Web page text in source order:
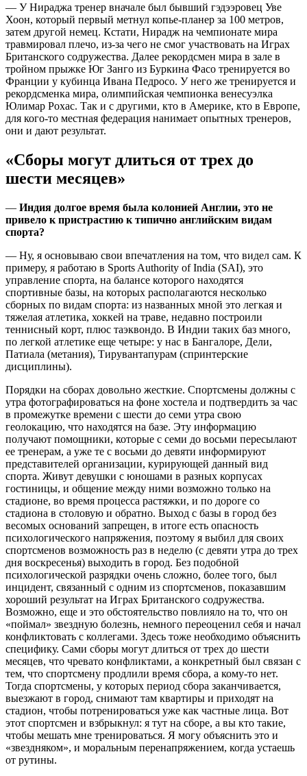
— У Нираджа тренер вначале был бывший гэдээровец Уве
Хоон, который первый метнул копье-планер за 100 метров,
затем другой немец. Кстати, Нирадж на чемпионате мира
травмировал плечо, из-за чего не смог участвовать на Играх
Британского содружества. Далее рекордсмен мира в зале в
тройном прыжке Юг Занго из Буркина Фасо тренируется во
Франции у кубинца Ивана Педросо. У него же тренируется и
рекордсменка мира, олимпийская чемпионка венесуэлка
Юлимар Рохас. Так и с другими, кто в Америке, кто в Европе,
для кого-то местная федерация нанимает опытных тренеров,
они и дают результат.
«Сборы могут длиться от трех до
шести месяцев»
— Индия долгое время была колонией Англии, это не
привело к пристрастию к типично английским видам
спорта?
— Ну, я основываю свои впечатления на том, что видел сам. К
примеру, я работаю в Sports Authority of India (SAI), это
управление спорта, на балансе которого находятся
спортивные базы, на которых располагаются несколько
сборных по видам спорта: из названных мной это легкая и
тяжелая атлетика, хоккей на траве, недавно построили
теннисный корт, плюс таэквондо. В Индии таких баз много,
по легкой атлетике еще четыре: у нас в Бангалоре, Дели,
Патиала (метания), Тирувантапурам (спринтерские
дисциплины).
Порядки на сборах довольно жесткие. Спортсмены должны с
утра фотографироваться на фоне хостела и подтвердить за час
в промежутке времени с шести до семи утра свою
геолокацию, что находятся на базе. Эту информацию
получают помощники, которые с семи до восьми пересылают
ее тренерам, а уже те с восьми до девяти информируют
представителей организации, курирующей данный вид
спорта. Живут девушки с юношами в разных корпусах
гостиницы, и общение между ними возможно только на
стадионе, во время процесса растяжки, и по дороге со
стадиона в столовую и обратно. Выход с базы в город без
весомых оснований запрещен, в итоге есть опасность
психологического напряжения, поэтому я выбил для своих
спортсменов возможность раз в неделю (с девяти утра до трех
дня воскресенья) выходить в город. Без подобной
психологической разрядки очень сложно, более того, был
инцидент, связанный с одним из спортсменов, показавшим
хороший результат на Играх Британского содружества.
Возможно, еще и это обстоятельство повлияло на то, что он
«поймал» звездную болезнь, немного переоценил себя и начал
конфликтовать с коллегами. Здесь тоже необходимо объяснить
специфику. Сами сборы могут длиться от трех до шести
месяцев, что чревато конфликтами, а конкретный был связан с
тем, что спортсмену продлили время сбора, а кому-то нет.
Тогда спортсмены, у которых период сбора заканчивается,
выезжают в город, снимают там квартиры и приходят на
стадион, чтобы потренироваться уже как частные лица. Вот
этот спортсмен и взбрыкнул: я тут на сборе, а вы кто такие,
чтобы мешать мне тренироваться. Я могу объяснить это и
«звездняком», и моральным перенапряжением, когда устаешь
от рутины.